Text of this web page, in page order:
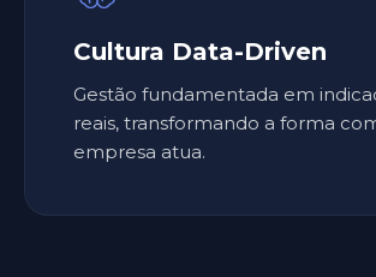
Cultura Data-Driven
Gestão fundamentada em
reais, transformando a forma
empresa atua.